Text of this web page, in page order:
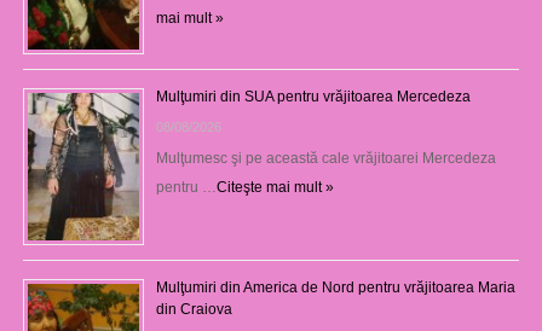
mai mult »
Mulţumiri din SUA pentru vrăjitoarea Mercedeza
08/08/2026
Mulţumesc şi pe această cale vrăjitoarei Mercedeza
pentru …Citeşte mai mult »
Mulţumiri din America de Nord pentru vrăjitoarea Maria
din Craiova